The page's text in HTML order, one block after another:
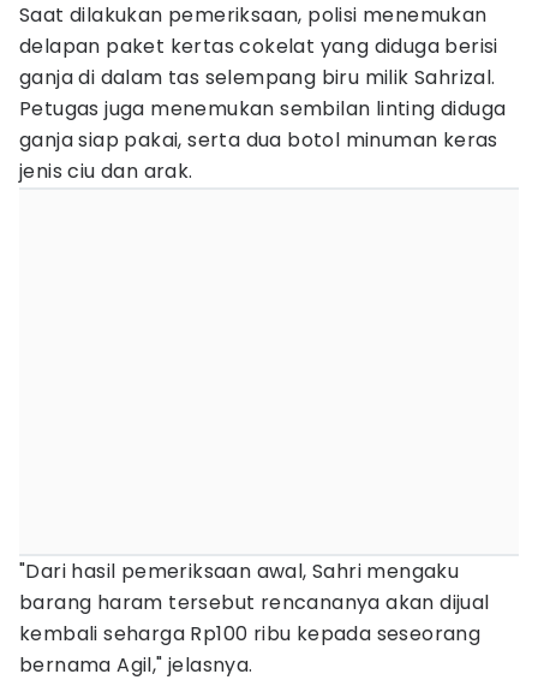
Saat dilakukan pemeriksaan, polisi menemukan
delapan paket kertas cokelat yang diduga berisi
ganja di dalam tas selempang biru milik Sahrizal.
Petugas juga menemukan sembilan linting diduga
ganja siap pakai, serta dua botol minuman keras
jenis ciu dan arak.
"Dari hasil pemeriksaan awal, Sahri mengaku
barang haram tersebut rencananya akan dijual
kembali seharga Rp100 ribu kepada seseorang
bernama Agil," jelasnya.